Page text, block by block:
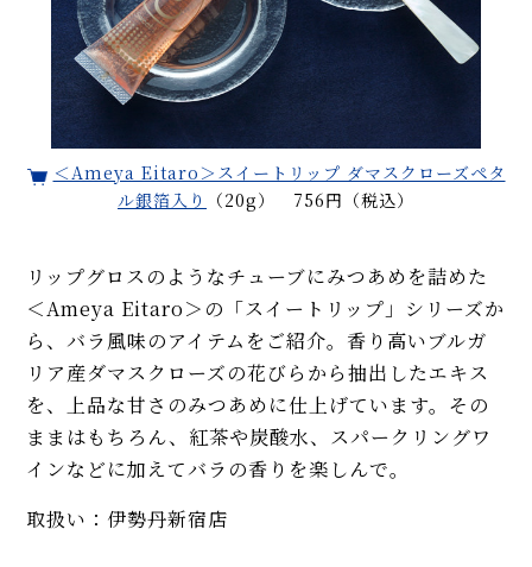
＜Ameya Eitaro＞スイートリップ ダマスクローズペタ
ル銀箔入り
（20g） 756円（税込）
リップグロスのようなチューブにみつあめを詰めた
＜Ameya Eitaro＞の「スイートリップ」シリーズか
ら、バラ風味のアイテムをご紹介。香り高いブルガ
リア産ダマスクローズの花びらから抽出したエキス
を、上品な甘さのみつあめに仕上げています。その
ままはもちろん、紅茶や炭酸水、スパークリングワ
インなどに加えてバラの香りを楽しんで。
取扱い：伊勢丹新宿店